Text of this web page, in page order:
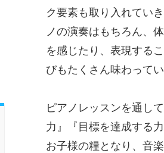
ク要素も取り入れてい
ノの演奏はもちろん、
を感じたり、表現する
びもたくさん味わってい
ピアノレッスンを通し
力』『目標を達成する
お子様の糧となり、音